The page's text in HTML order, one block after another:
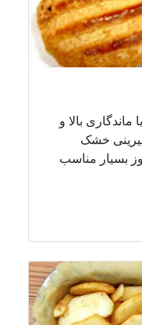
بالا و
خشک
بسیار مناسب